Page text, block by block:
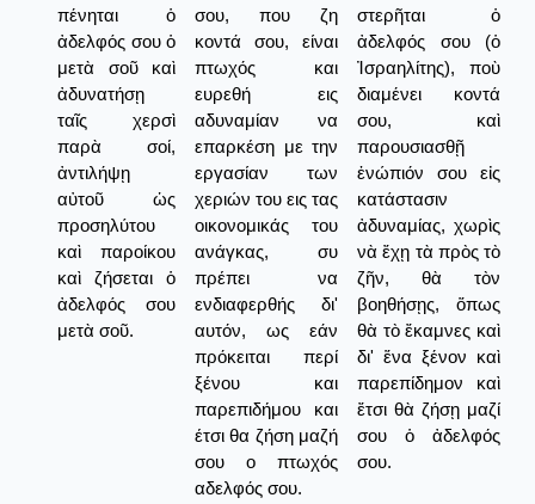
πένηται ὁ
ἀδελφός σου ὁ
μετὰ σοῦ καὶ
ἀδυνατήσῃ
ταῖς χερσὶ
παρὰ σοί,
ἀντιλήψῃ
αὐτοῦ ὡς
προσηλύτου
καὶ παροίκου
καὶ ζήσεται ὁ
ἀδελφός σου
μετὰ σοῦ.
σου, που ζη
κοντά σου, είναι
πτωχός και
ευρεθή εις
αδυναμίαν να
επαρκέση με την
εργασίαν των
χεριών του εις τας
οικονομικάς του
ανάγκας, συ
πρέπει να
ενδιαφερθής δι'
αυτόν, ως εάν
πρόκειται περί
ξένου και
παρεπιδήμου και
έτσι θα ζήση μαζή
σου ο πτωχός
αδελφός σου.
στερῆται ὁ
ἀδελφός σου (ὁ
Ἰσραηλίτης), ποὺ
διαμένει κοντά
σου, καὶ
παρουσιασθῇ
ἐνώπιόν σου εἰς
κατάστασιν
ἀδυναμίας, χωρὶς
νὰ ἔχῃ τὰ πρὸς τὸ
ζῆν, θὰ τὸν
βοηθήσῃς, ὅπως
θὰ τὸ ἔκαμνες καὶ
δι' ἕνα ξένον καὶ
παρεπίδημον καὶ
ἔτσι θὰ ζήσῃ μαζί
σου ὁ ἀδελφός
σου.